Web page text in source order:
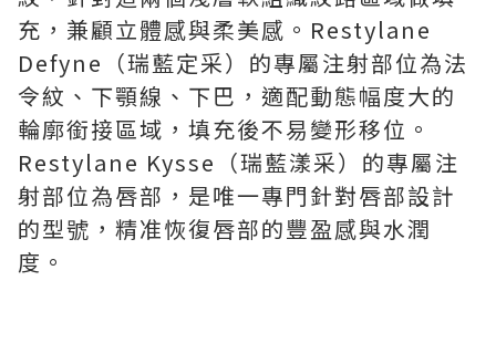
充，兼顧立體感與柔美感。Restylane
Defyne（瑞藍定采）的專屬注射部位為法
令紋、下顎線、下巴，適配動態幅度大的
輪廓銜接區域，填充後不易變形移位。
Restylane Kysse（瑞藍漾采）的專屬注
射部位為唇部，是唯一專門針對唇部設計
的型號，精准恢復唇部的豐盈感與水潤
度。